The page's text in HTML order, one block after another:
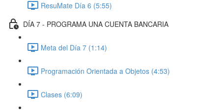
ResuMate Día 6 (5:55)
DÍA 7 - PROGRAMA UNA CUENTA BANCARIA
Meta del Día 7 (1:14)
Programación Orientada a Objetos (4:53)
Clases (6:09)